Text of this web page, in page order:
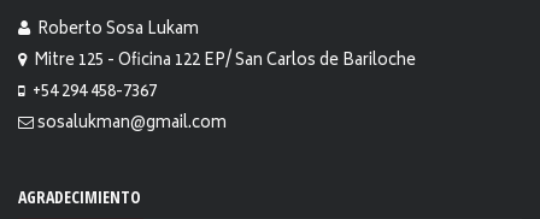
Roberto Sosa Lukam
Mitre 125 - Oficina 122 EP/ San Carlos de Bariloche
+54 294 458-7367
sosalukman@gmail.com
AGRADECIMIENTO